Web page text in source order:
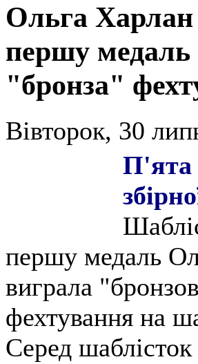
Ольга Харлан
першу медаль
"бронза"
Вівторок, 30
П'ята
першу медаль
виграла
фехтування на
Серед